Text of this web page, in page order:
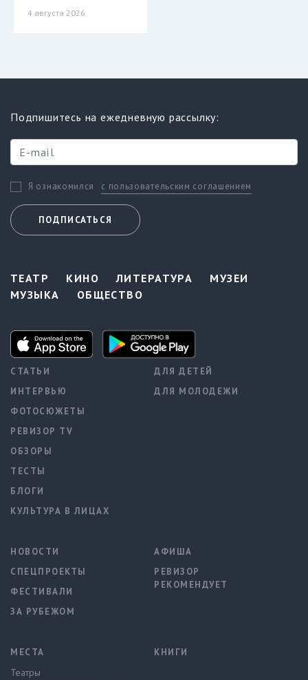
4 августа 2026
Подпишитесь на ежедневную рассылку:
Я ознакомился с пользовательским соглашением
ПОДПИСАТЬСЯ
ТЕАТР КИНО ЛИТЕРАТУРА
МУЗЕИ
МУЗЫКА
ОБЩЕСТВО
СТАТЬИ
ИНТЕРВЬЮ
ФОТОСЮЖЕТЫ
РЕВИЗОР TV
ОБЗОРЫ
ТЕСТЫ
БЛОГИ
КУЛЬТУРА В ЛИЦАХ
ДЛЯ ДЕТЕЙ
ДЛЯ МОЛОДЕЖИ
НОВОСТИ
СПЕЦПРОЕКТЫ
ФЕСТИВАЛИ
ЗА РУБЕЖОМ
АФИША
РЕВИЗОР
РЕКОМЕНДУЕТ
МЕСТА
Театры
КНИГИ